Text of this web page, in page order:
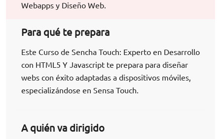
Webapps y Diseño Web.
Para qué te prepara
Este Curso de Sencha Touch: Experto en Desarrollo
con HTML5 Y Javascript te prepara para diseñar
webs con éxito adaptadas a dispositivos móviles,
especializándose en Sensa Touch.
A quién va dirigido